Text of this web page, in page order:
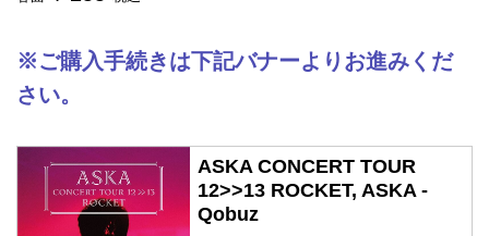
※ご購入手続きは下記バナーよりお進みくだ
さい。
ASKA CONCERT TOUR
12>>13 ROCKET, ASKA -
Qobuz